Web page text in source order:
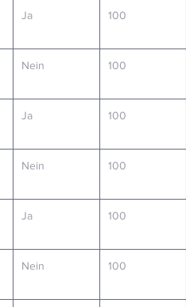
Ja 100
Nein 100
Ja 100
Nein 100
Ja 100
Nein 100